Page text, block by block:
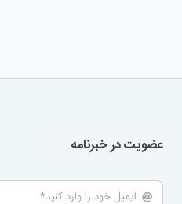
عضویت در خبرنامه